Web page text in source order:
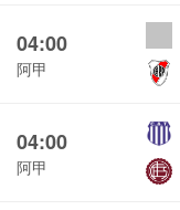
04:00
阿甲
04:00
阿甲